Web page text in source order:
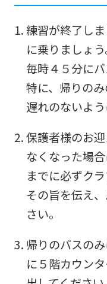
練習が終了し
に乗りましょう
毎時４５分にバ
特に、帰りの
遅れのないよ
保護者様のお
なくなった場
までに必ずク
その旨を伝え
さい。
帰りのバスの
に５階カウン